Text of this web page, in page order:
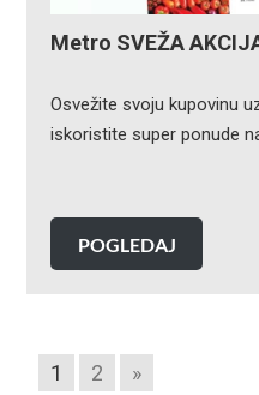
Metro SVEŽA
Osvežite svoju kupovinu
iskoristite super ponude
POGLEDAJ
1 2
»